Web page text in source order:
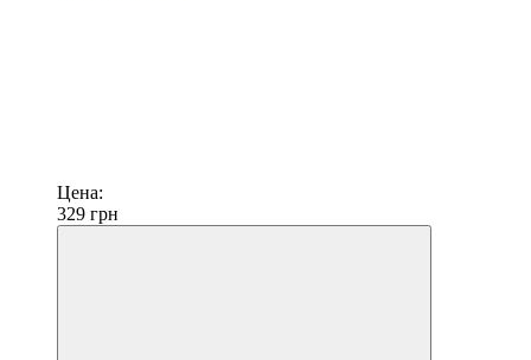
Цена:
329 грн